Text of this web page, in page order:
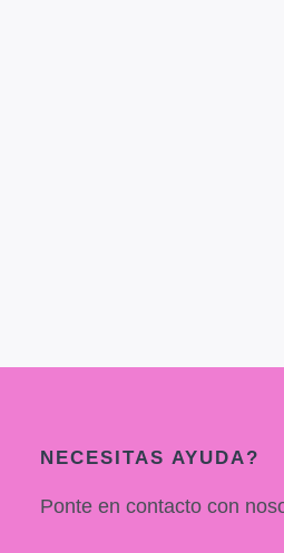
NECESITAS AYUDA?
Ponte en contacto con